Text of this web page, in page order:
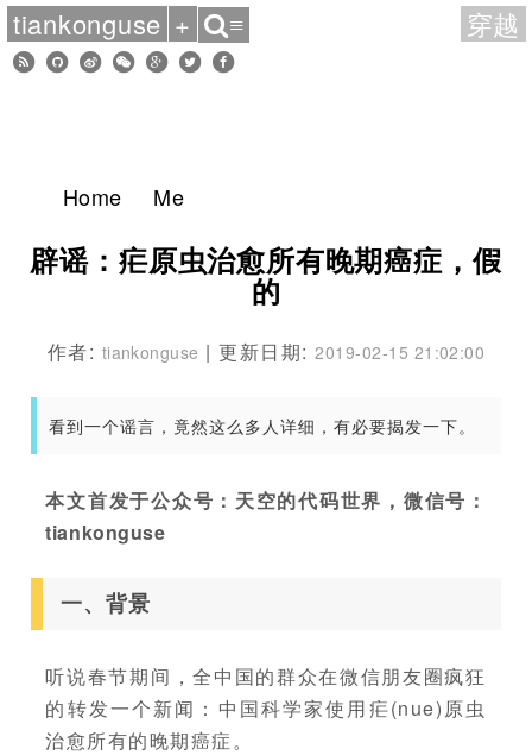
Home Me
辟谣：疟原虫治愈所有晚期癌症，假
的
作者: tiankonguse | 更新日期:2019-02-15 21:02:00
看到一个谣言，竟然这么多人详细，有必要揭发一下。
本文首发于公众号：天空的代码世界，微信号：
tiankonguse
一、背景
听说春节期间，全中国的群众在微信朋友圈疯狂
的转发一个新闻：中国科学家使用疟(nue)原虫
治愈所有的晚期癌症。
tiankonguse + ≡ 穿越